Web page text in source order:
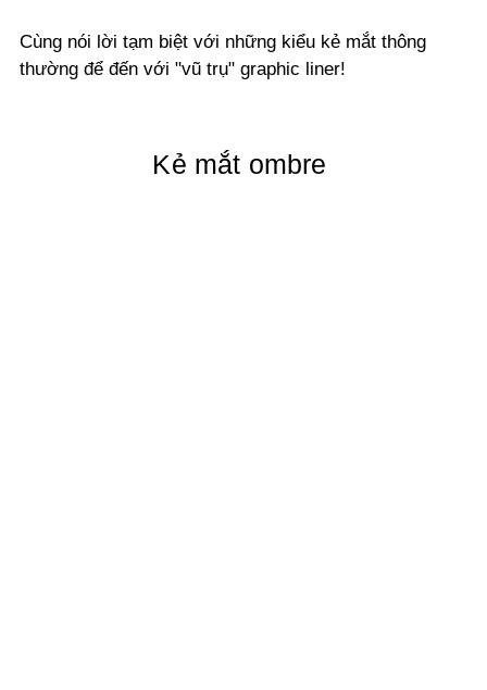
Cùng nói lời tạm biệt với những kiểu kẻ mắt thông
thường để đến với "vũ trụ" graphic liner!
Kẻ mắt ombre